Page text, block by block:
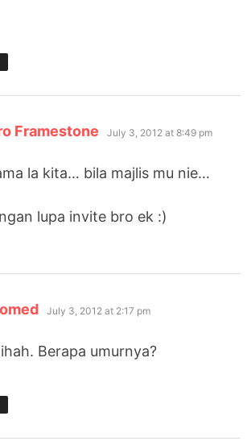
Framestone says:
July 3, 2012 at 8:49 pm
la kita… bila majlis mu nie…
lupa invite bro ek :)
says:
July 3, 2012 at 2:17 pm
Berapa umurnya?